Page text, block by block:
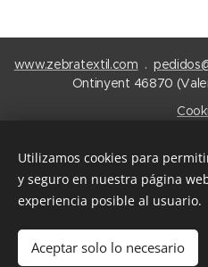
Añadir
www.zebratextil.com .
Ontinyent 46870
Español
Utilizamos cookies para
y seguro en nuestra página
experiencia posible al usuario.
Aceptar solo lo necesario